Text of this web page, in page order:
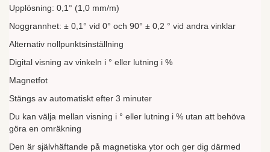
Upplösning: 0,1° (1,0 mm/m)
Noggrannhet: ± 0,1° vid 0° och 90° ± 0,2 ° vid andra vinklar
Alternativ nollpunktsinställning
Digital visning av vinkeln i ° eller lutning i %
Magnetfot
Stängs av automatiskt efter 3 minuter
Du kan välja mellan visning i ° eller lutning i % utan att behöva
göra en omräkning
Den är självhäftande på magnetiska ytor och ger dig därmed